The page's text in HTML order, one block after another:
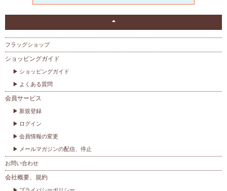
フラッグショップ
ショッピングガイド
ショッピングガイド
よくある質問
会員サービス
新規登録
ログイン
会員情報の変更
メールマガジンの配信、停止
お問い合わせ
会社概要、規約